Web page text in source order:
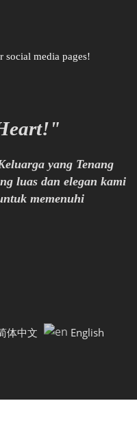
social media pages!
yang Tenang
luas dan elegan kami
memenuhi
体中文
English